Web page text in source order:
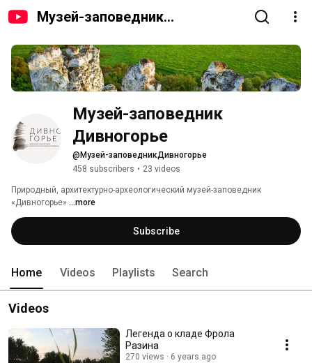
Музей-заповедник
Музей-заповедник
Дивногорье
@Музей-заповедникДивногорье
458 subscribers • 23 videos
Природный, архитектурно-археологический музей-заповедник
«Дивногорье» ...more
Subscribe
Home Videos Playlists Search
Videos
Легенда о кладе Фрола
Разина
270 views 6 years ago